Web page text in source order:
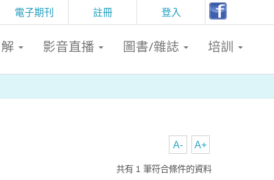
註冊 登入
電子期刊
影音直播 圖書/雜誌 培訓
A+
A-
共有 1 筆符合條件的資料